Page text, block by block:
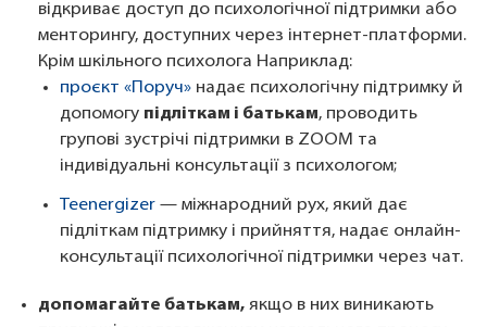
відкриває доступ до психологічної підтримки або
менторингу, доступних через інтернет-платформи.
Крім шкільного психолога Наприклад:
проєкт «Поруч» надає психологічну підтримку й
допомогу підліткам і батькам, проводить
групові зустрічі підтримки в ZOOM та
індивідуальні консультації з психологом;
Teenergizer — міжнародний рух, який дає
підліткам підтримку і прийняття, надає онлайн-
консультації психологічної підтримки через чат.
допомагайте батькам, якщо в них виникають